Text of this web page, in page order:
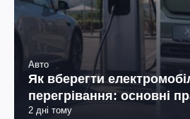
Авто
Як вберегти
перегрівання: основні
2 дні тому